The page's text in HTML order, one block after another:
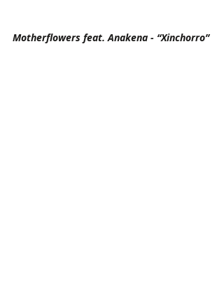
Motherflowers feat. Anakena - “Xinchorro”